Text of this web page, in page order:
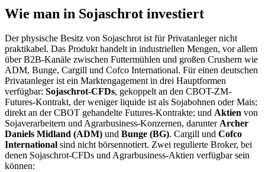
Wie man in Sojaschrot investiert
Der physische Besitz von Sojaschrot ist für Privatanleger nicht
praktikabel. Das Produkt handelt in industriellen Mengen, vor allem
über B2B-Kanäle zwischen Futtermühlen und großen Crushern wie
ADM, Bunge, Cargill und Cofco International. Für einen deutschen
Privatanleger ist ein Marktengagement in drei Hauptformen
verfügbar: Sojaschrot-CFDs, gekoppelt an den CBOT-ZM-
Futures-Kontrakt, der weniger liquide ist als Sojabohnen oder Mais;
direkt an der CBOT gehandelte Futures-Kontrakte; und Aktien von
Sojaverarbeitern und Agrarbusiness-Konzernen, darunterArcher
Daniels Midland (ADM) und Bunge (BG). Cargill und Cofco
International sind nicht börsennotiert. Zwei regulierte Broker, bei
denen Sojaschrot-CFDs und Agrarbusiness-Aktien verfügbar sein
können: